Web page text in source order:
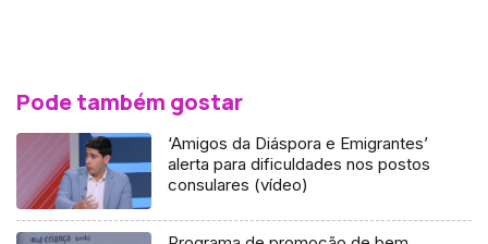
Pode também gostar
‘Amigos da Diáspora e Emigrantes’
alerta para dificuldades nos postos
consulares (vídeo)